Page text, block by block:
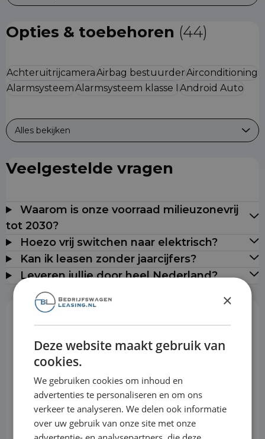
Opties & toebehoren (44)
AchteruitrijcameraAirbag bestuurderAirconditioning
AlarmsysteemAlarmsysteem klasse I Android Auto
Alles bekijken
Veelgestelde vragen
Waarom is onze voorraad milieuzonevrij
tot 2030?
Hoezo vrij switchen naar elektrisch?
Kan ik leasen zonder jaarcijfers?
Leveren jullie door heel Nederland?
Looptijd
×
Deze website maakt gebruik van
cookies.
We gebruiken cookies om inhoud en
advertenties te personaliseren en om ons
verkeer te analyseren. We delen ook informatie
over uw gebruik van onze site met onze